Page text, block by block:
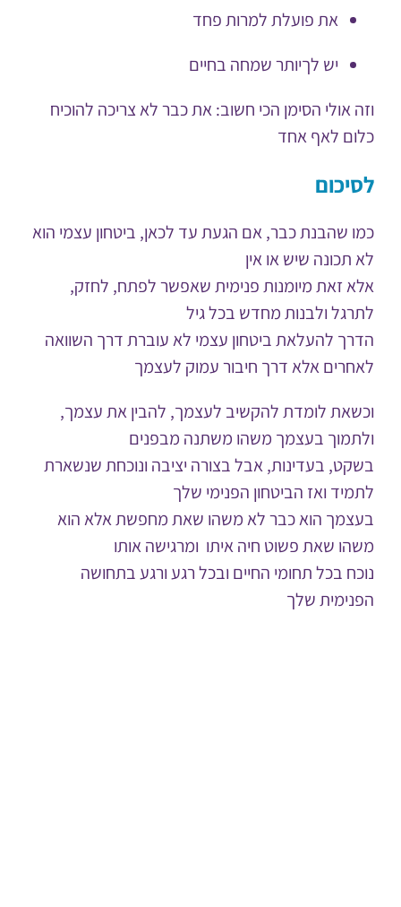
את פועלת למרות פחד
יש לךיותר שמחה בחיים
וזה אולי הסימן הכי חשוב: את כבר לא צריכה להוכיח
כלום לאף אחד
לסיכום
כמו שהבנת כבר, אם הגעת עד לכאן, ביטחון עצמי הוא
לא תכונה שיש או אין
אלא זאת מיומנות פנימית שאפשר לפתח, לחזק,
לתרגל ולבנות מחדש בכל גיל
הדרך להעלאת ביטחון עצמי לא עוברת דרך השוואה
לאחרים אלא דרך חיבור עמוק לעצמך
וכשאת לומדת להקשיב לעצמך, להבין את עצמך,
ולתמוך בעצמך משהו משתנה מבפנים
בשקט, בעדינות, אבל בצורה יציבה ונוכחת שנשארת
לתמיד ואז הביטחון הפנימי שלך
בעצמך הוא כבר לא משהו שאת מחפשת אלא הוא
משהו שאת פשוט חיה איתו ומרגישה אותו
נוכח בכל תחומי החיים ובכל רגע ורגע בתחושה
הפנימית שלך